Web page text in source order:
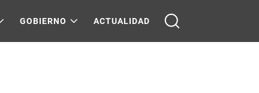
GOBIERNO ACTUALIDAD